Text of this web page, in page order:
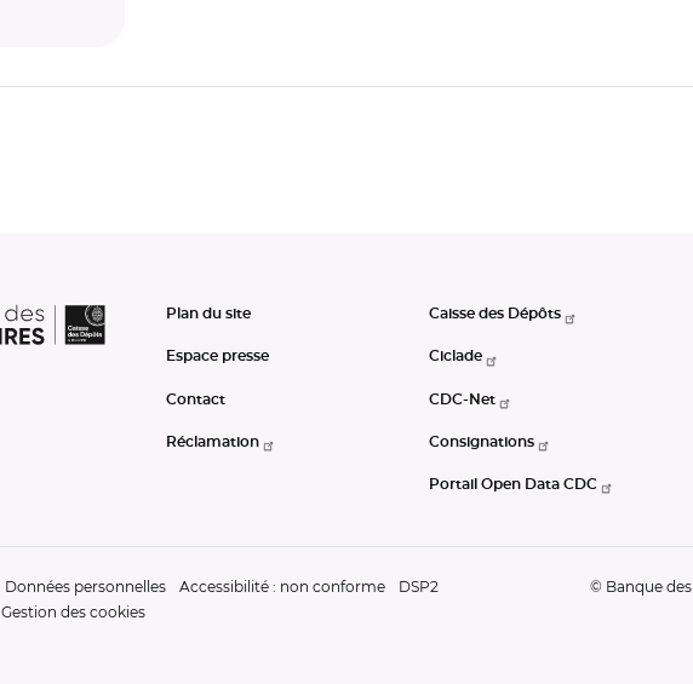
Plan du site
Espace presse
Contact
Réclamation
Caisse des Dépôts
Ciclade
CDC-Net
Consignations
Portail Open Data CDC
Données personnelles Accessibilité : non conforme
DSP2
Gestion des cookies
© Banque des